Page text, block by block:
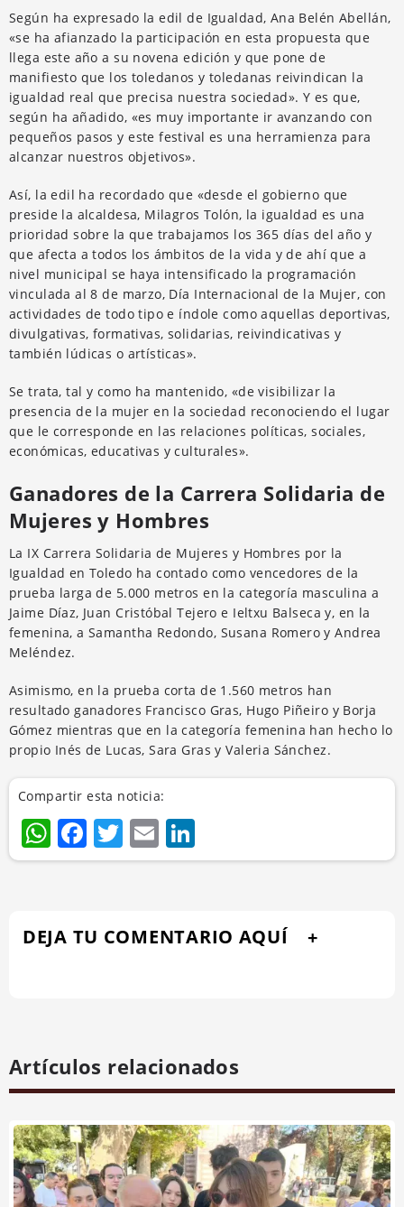
Según ha expresado la edil de Igualdad, Ana Belén Abellán,
«se ha afianzado la participación en esta propuesta que
llega este año a su novena edición y que pone de
manifiesto que los toledanos y toledanas reivindican la
igualdad real que precisa nuestra sociedad». Y es que,
según ha añadido, «es muy importante ir avanzando con
pequeños pasos y este festival es una herramienza para
alcanzar nuestros objetivos».
Así, la edil ha recordado que «desde el gobierno que
preside la alcaldesa, Milagros Tolón, la igualdad es una
prioridad sobre la que trabajamos los 365 días del año y
que afecta a todos los ámbitos de la vida y de ahí que a
nivel municipal se haya intensificado la programación
vinculada al 8 de marzo, Día Internacional de la Mujer, con
actividades de todo tipo e índole como aquellas deportivas,
divulgativas, formativas, solidarias, reivindicativas y
también lúdicas o artísticas».
Se trata, tal y como ha mantenido, «de visibilizar la
presencia de la mujer en la sociedad reconociendo el lugar
que le corresponde en las relaciones políticas, sociales,
económicas, educativas y culturales».
Ganadores de la Carrera Solidaria de
Mujeres y Hombres
La IX Carrera Solidaria de Mujeres y Hombres por la
Igualdad en Toledo ha contado como vencedores de la
prueba larga de 5.000 metros en la categoría masculina a
Jaime Díaz, Juan Cristóbal Tejero e Ieltxu Balseca y, en la
femenina, a Samantha Redondo, Susana Romero y Andrea
Meléndez.
Asimismo, en la prueba corta de 1.560 metros han
resultado ganadores Francisco Gras, Hugo Piñeiro y Borja
Gómez mientras que en la categoría femenina han hecho lo
propio Inés de Lucas, Sara Gras y Valeria Sánchez.
Compartir esta noticia:
WhatsApp
Facebook
Twitter
Email
DEJA TU COMENTARIO AQUÍ
Artículos relacionados